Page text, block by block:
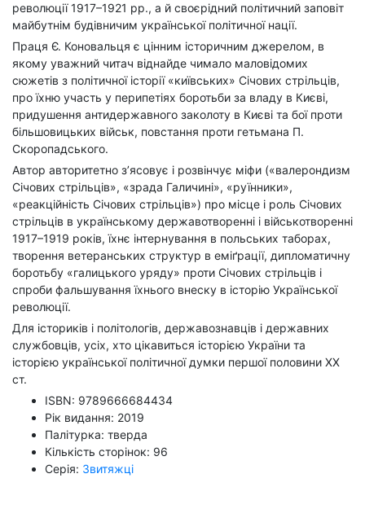
революції 1917–1921 рр., а й своєрідний політичний заповіт
майбутнім будівничим української політичної нації.
Праця Є. Коновальця є цінним історичним джерелом, в
якому уважний читач віднайде чимало маловідомих
сюжетів з політичної історії «київських» Січових стрільців,
про їхню участь у перипетіях боротьби за владу в Києві,
придушення антидержавного заколоту в Києві та бої проти
більшовицьких військ, повстання проти гетьмана П.
Скоропадського.
Автор авторитетно з’ясовує і розвінчує міфи («валерондизм
Січових стрільців», «зрада Галичині», «руїнники»,
«реакційність Січових стрільців») про місце і роль Січових
стрільців в українському державотворенні і військотворенні
1917–1919 років, їхнє інтернування в польських таборах,
творення ветеранських структур в еміґрації, дипломатичну
боротьбу «галицького уряду» проти Січових стрільців і
спроби фальшування їхнього внеску в історію Української
революції.
Для істориків і політологів, державознавців і державних
службовців, усіх, хто цікавиться історією України та
історією української політичної думки першої половини ХХ
ст.
ISBN: 9789666684434
Рік видання: 2019
Палітурка: тверда
Кількість сторінок: 96
Серія: Звитяжці